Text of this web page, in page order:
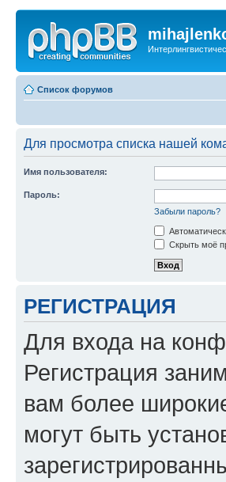
Список форумов
Для просмотра списка нашей
Имя пользователя:
Пароль:
Забыли пароль?
Скрыть моё
РЕГИСТРАЦИЯ
Для входа на
Регистрация
вам более
могут быть